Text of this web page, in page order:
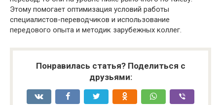
Этому помогает оптимизация условий работы
специалистов-переводчиков и использование
передового опыта и методик зарубежных коллег.
Понравилась статья? Поделиться с
друзьями: